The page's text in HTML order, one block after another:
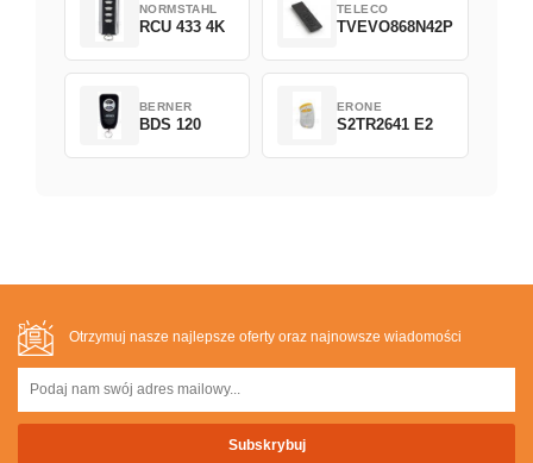
NORMSTAHL
RCU 433 4K
TELECO
TVEVO868N42P
BERNER
BDS 120
ERONE
S2TR2641 E2
Otrzymuj nasze najlepsze oferty oraz najnowsze wiadomości